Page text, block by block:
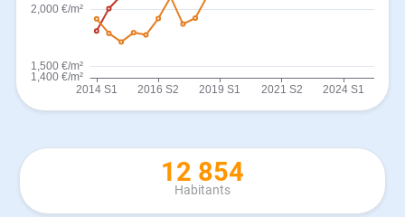
12 854
Habitants